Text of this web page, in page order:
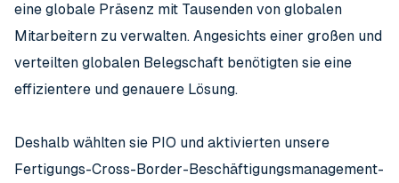
eine globale Präsenz mit Tausenden von globalen
Mitarbeitern zu verwalten. Angesichts einer großen und
verteilten globalen Belegschaft benötigten sie eine
effizientere und genauere Lösung.
Deshalb wählten sie PIO und aktivierten unsere
Fertigungs-Cross-Border-Beschäftigungsmanagement-